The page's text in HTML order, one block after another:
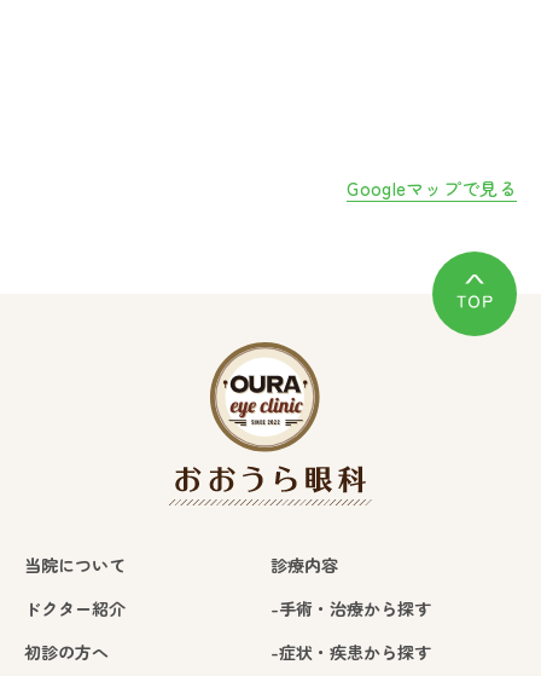
Googleマップで見る
当院について
ドクター紹介
初診の方へ
診療内容
-手術・治療から探す
-症状・疾患から探す